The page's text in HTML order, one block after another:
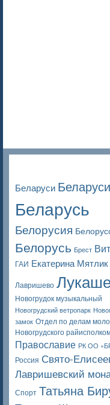
Беларуси
Беларусь
Белорусия
Белорусь Брест
ГАИ Екатерина Мятлик
Лавришево
Новогрудок музыкальный
Новогрудский ветропарк
замок Отдел по делам
Новогрудского
Православие РК ОО
Россия Свято-
Лавришевский
Спорт Татьяна